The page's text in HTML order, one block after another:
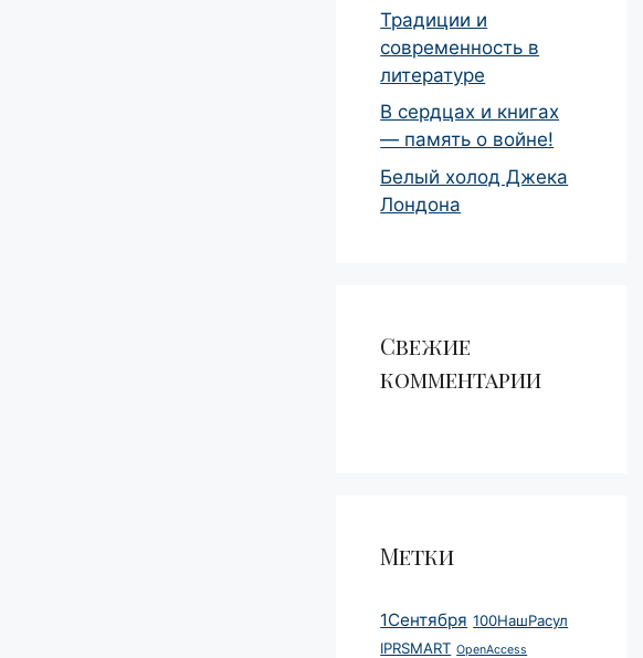
Традиции и
современность в
литературе
В сердцах и книгах
— память о войне!
Белый холод Джека
Лондона
Свежие
комментарии
Метки
1Сентября 100НашРасул
IPRSMART OpenAccess